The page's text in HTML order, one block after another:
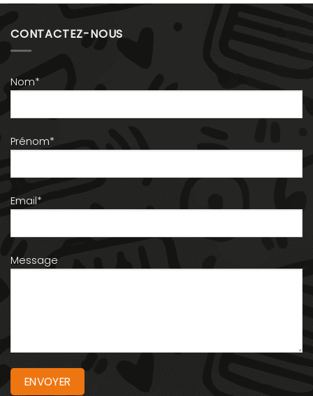
CONTACTEZ-NOUS
Nom*
Prénom*
Email*
Message